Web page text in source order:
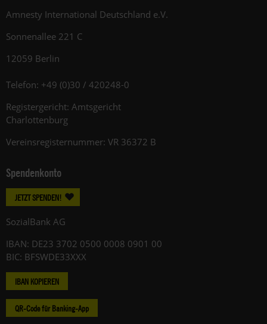
Amnesty International Deutschland e.V.
Sonnenallee 221 C
12059 Berlin
Telefon: +49 (0)30 / 420248-0
Registergericht: Amtsgericht
Charlottenburg
Vereinsregisternummer: VR 36372 B
Spendenkonto
JETZT SPENDEN!
SozialBank AG
IBAN: DE23 3702 0500 0008 0901 00
BIC: BFSWDE33XXX
IBAN KOPIEREN
QR-Code für Banking-App